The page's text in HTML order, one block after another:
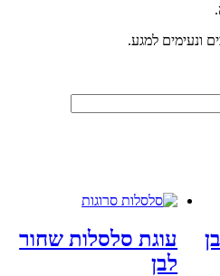
ונעימים למגע.
עוגת סלסלות שחור
לבן